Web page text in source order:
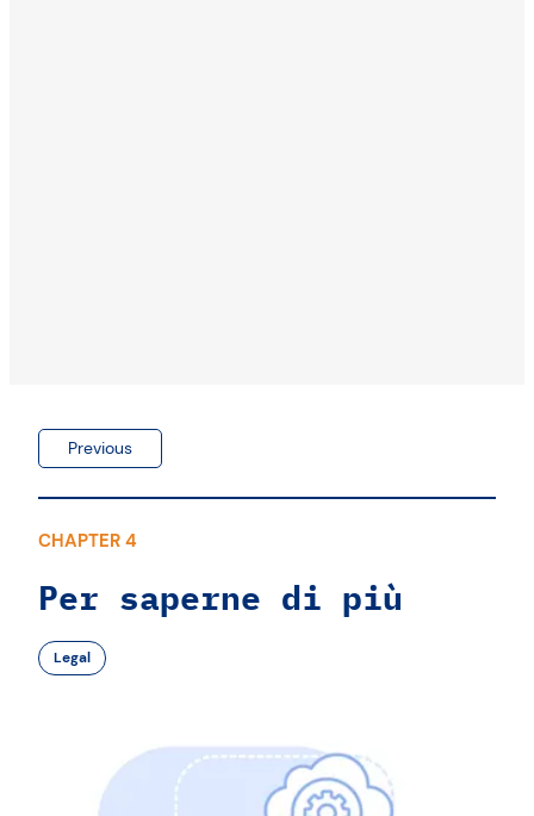
Previous
CHAPTER 4
Per saperne di più
Legal